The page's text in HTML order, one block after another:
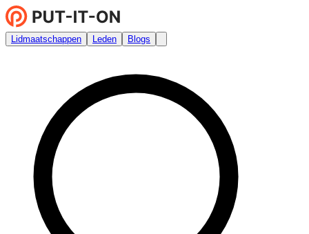
Lidmaatschappen Leden Blogs